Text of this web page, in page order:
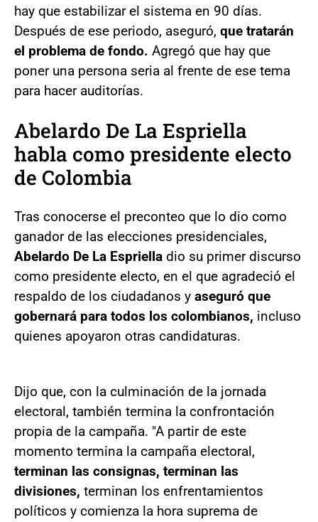
hay que estabilizar el sistema en 90 días.
Después de ese periodo, aseguró, que tratarán
el problema de fondo. Agregó que hay que
poner una persona seria al frente de ese tema
para hacer auditorías.
Abelardo De La Espriella
habla como presidente electo
de Colombia
Tras conocerse el preconteo que lo dio como
ganador de las elecciones presidenciales,
Abelardo De La Espriella dio su primer discurso
como presidente electo, en el que agradeció el
respaldo de los ciudadanos y aseguró que
gobernará para todos los colombianos, incluso
quienes apoyaron otras candidaturas.
Dijo que, con la culminación de la jornada
electoral, también termina la confrontación
propia de la campaña. "A partir de este
momento termina la campaña electoral,
terminan las consignas, terminan las
divisiones, terminan los enfrentamientos
políticos y comienza la hora suprema de